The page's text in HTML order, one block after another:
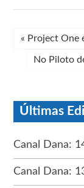
« Project One
No Piloto
Últimas
Canal Dana:
Canal Dana: